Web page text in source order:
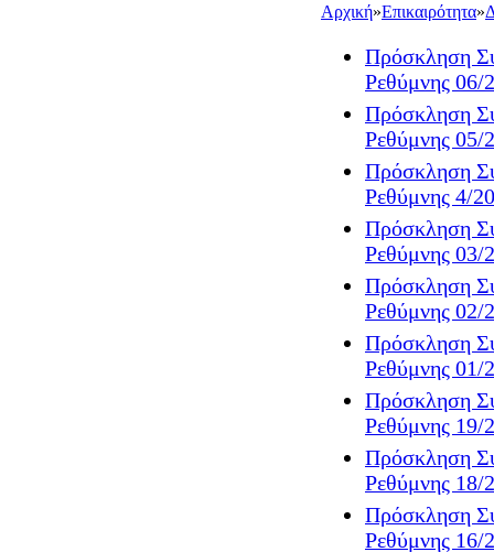
Αρχική»Επικαιρότητα»
Πρόσκληση
Ρεθύμνης 06/
Πρόσκληση
Ρεθύμνης 05/
Πρόσκληση
Ρεθύμνης 4/
Πρόσκληση
Ρεθύμνης 03/
Πρόσκληση
Ρεθύμνης 02/
Πρόσκληση
Ρεθύμνης 01/
Πρόσκληση
Ρεθύμνης 19/
Πρόσκληση
Ρεθύμνης 18/
Πρόσκληση
Ρεθύμνης 16/